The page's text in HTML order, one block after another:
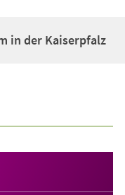
in der Kaiserpfalz